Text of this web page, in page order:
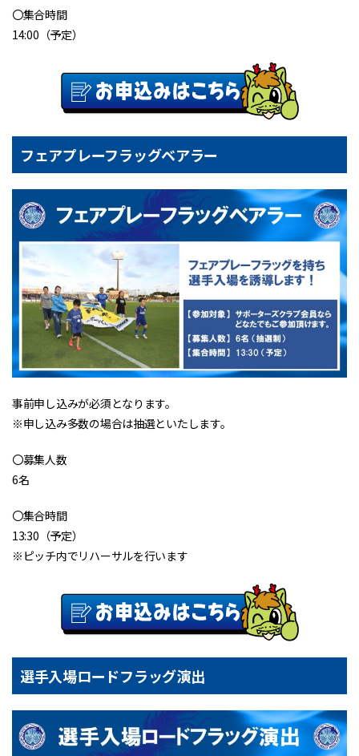
〇集合時間
14:00（予定）
フェアプレーフラッグベアラー
事前申し込みが必須となります。
※申し込み多数の場合は抽選といたします。
〇募集人数
6名
〇集合時間
13:30（予定）
※ピッチ内でリハーサルを行います
選手入場ロードフラッグ演出